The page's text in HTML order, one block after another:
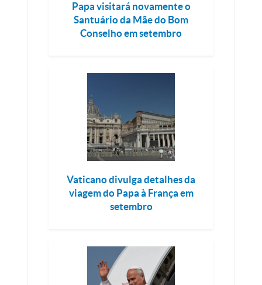
Papa visitará novamente o
Santuário da Mãe do Bom
Conselho em setembro
Vaticano divulga detalhes da
viagem do Papa à França em
setembro